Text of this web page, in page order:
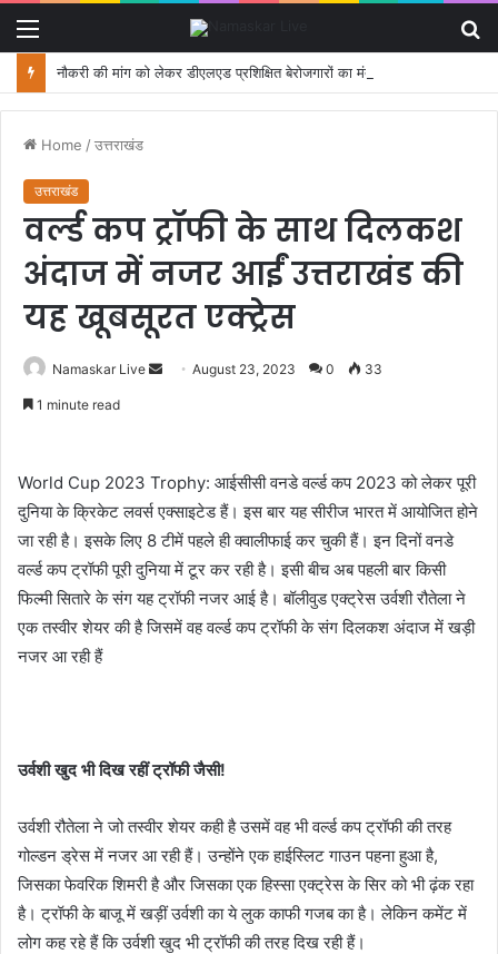
Home /उत्तराखंड
उत्तराखंड
वर्ल्ड कप ट्रॉफी के साथ दिलकश
अंदाज में नजर आईं उत्तराखंड की
यह खूबसूरत एक्ट्रेस
Namaskar Live
a
n
e
i
l
August 23, 2023 0 33
1 minute read
World Cup 2023 Trophy: आईसीसी वनडे वर्ल्ड कप 2023 को लेकर पूरी
दुनिया के क्रिकेट लवर्स एक्साइटेड हैं। इस बार यह सीरीज भारत में आयोजित होने
जा रही है। इसके लिए 8 टीमें पहले ही क्वालीफाई कर चुकी हैं। इन दिनों वनडे
वर्ल्ड कप ट्रॉफी पूरी दुनिया में टूर कर रही है। इसी बीच अब पहली बार किसी
फिल्मी सितारे के संग यह ट्रॉफी नजर आई है। बॉलीवुड एक्ट्रेस उर्वशी रौतेला ने
एक तस्वीर शेयर की है जिसमें वह वर्ल्ड कप ट्रॉफी के संग दिलकश अंदाज में खड़ी
नजर आ रही हैं
उर्वशी खुद भी दिख रहीं ट्रॉफी जैसी!
उर्वशी रौतेला ने जो तस्वीर शेयर कही है उसमें वह भी वर्ल्ड कप ट्रॉफी की तरह
गोल्डन ड्रेस में नजर आ रही हैं। उन्होंने एक हाईस्लिट गाउन पहना हुआ है,
जिसका फेवरिक शिमरी है और जिसका एक हिस्सा एक्ट्रेस के सिर को भी ढ़ंक रहा
है। ट्रॉफी के बाजू में खड़ीं उर्वशी का ये लुक काफी गजब का है। लेकिन कमेंट में
लोग कह रहे हैं कि उर्वशी खुद भी ट्रॉफी की तरह दिख रही हैं।